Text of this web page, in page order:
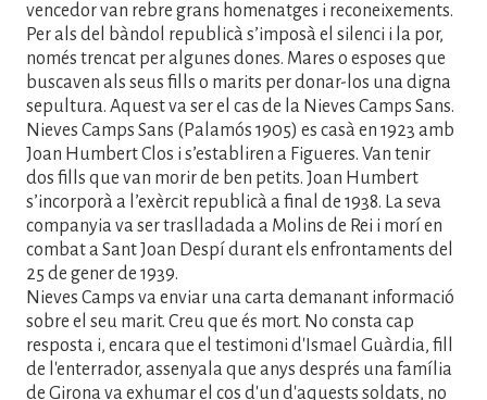
vencedor van rebre grans homenatges i reconeixements.
Per als del bàndol republicà s’imposà el silenci i la por,
només trencat per algunes dones. Mares o esposes que
buscaven als seus fills o marits per donar-los una digna
sepultura. Aquest va ser el cas de la Nieves Camps Sans.
Nieves Camps Sans (Palamós 1905) es casà en 1923 amb
Joan Humbert Clos i s’establiren a Figueres. Van tenir
dos fills que van morir de ben petits. Joan Humbert
s’incorporà a l’exèrcit republicà a final de 1938. La seva
companyia va ser traslladada a Molins de Rei i morí en
combat a Sant Joan Despí durant els enfrontaments del
25 de gener de 1939.
Nieves Camps va enviar una carta demanant informació
sobre el seu marit. Creu que és mort. No consta cap
resposta i, encara que el testimoni d'Ismael Guàrdia, fill
de l'enterrador, assenyala que anys després una família
de Girona va exhumar el cos d'un d'aquests soldats, no